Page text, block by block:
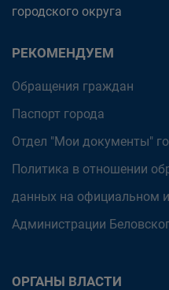
городского округа
РЕКОМЕНДУЕМ
Обращения граждан
Паспорт города
Отдел "Мои документы"
Политика в отношении
данных на официальном
Администрации
ОРГАНЫ ВЛАСТИ